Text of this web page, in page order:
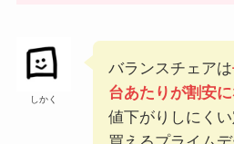
しかく
バランスチェアは
台あたりが割安
値下がりしにく